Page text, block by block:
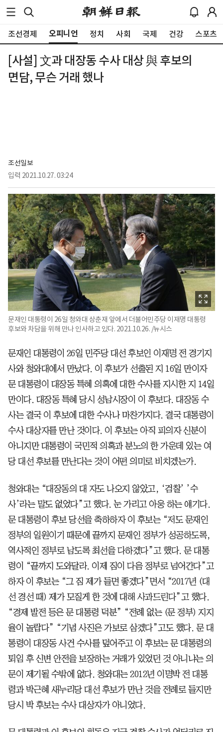
조선경제 오피니언 정치 사회 국제 건강 스포츠
[사설] 文과 대장동 수사 대상 與 후보의
면담, 무슨 거래 했나
조선일보
입력 2021.10.27. 03:24
문재인 대통령이 26일 청와대 상춘재 앞에서 더불어민주당 이재명 대통령
후보와 차담을 위해 만나 인사하고 있다. 2021.10.26. /뉴시스
문재인 대통령이 26일 민주당 대선 후보인 이재명 전 경기지
사와 청와대에서 만났다. 이 후보가 선출된 지 16일 만이자
문 대통령이 대장동 특혜 의혹에 대한 수사를 지시한 지 14일
만이다. 대장동 특혜 당시 성남시장이 이 후보다. 대장동 수
사는 결국 이 후보에 대한 수사나 마찬가지다. 결국 대통령이
수사 대상자를 만난 것이다. 이 후보는 아직 피의자 신분이
아니지만 대통령이 국민적 의혹과 분노의 한 가운데 있는 여
당 대선 후보를 만난다는 것이 어떤 의미로 비치겠는가.
청와대는 “대장동의 대 자도 나오지 않았고, ‘검찰’ ’수
사’라는 말도 없었다”고 했다. 눈 가리고 아웅 하는 얘기다.
문 대통령이 후보 당선을 축하하자 이 후보는 “저도 문재인
정부의 일원이기 때문에 끝까지 문재인 정부가 성공하도록,
역사적인 정부로 남도록 최선을 다하겠다”고 했다. 문 대통
령이 “끝까지 도와달라. 이제 짐이 다음 정부로 넘어간다”고
하자 이 후보는 “그 짐 제가 들면 좋겠다”면서 “2017년 (대
선 경선 때) 제가 모질게 한 것에 대해 사과드린다”고 했다.
“경제 발전 등은 문 대통령 덕분” “전례 없는 (문 정부) 지지
율이 놀랍다” “기념 사진은 가보로 삼겠다”고도 했다. 문 대
통령이 대장동 사건 수사를 덮어주고 이 후보는 문 대통령의
퇴임 후 신변 안전을 보장하는 거래가 있었던 것 아니냐는 의
문이 제기될 수밖에 없다. 청와대는 2012년 이명박 전 대통
령과 박근혜 새누리당 대선 후보가 만난 것을 전례로 들지만
당시 박 후보는 수사 대상자가 아니었다.